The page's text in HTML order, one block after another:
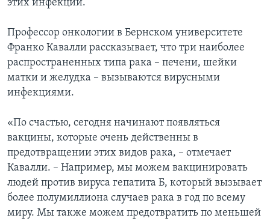
этих инфекций.
Профессор онкологии в Бернском университете
Франко Кавалли рассказывает, что три наиболее
распространенных типа рака – печени, шейки
матки и желудка – вызываются вирусными
инфекциями.
«По счастью, сегодня начинают появляться
вакцины, которые очень действенны в
предотвращении этих видов рака, – отмечает
Кавалли. – Например, мы можем вакцинировать
людей против вируса гепатита Б, который вызывает
более полумиллиона случаев рака в год по всему
миру. Мы также можем предотвратить по меньшей